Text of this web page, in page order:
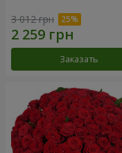
3 012 грн
Заказать